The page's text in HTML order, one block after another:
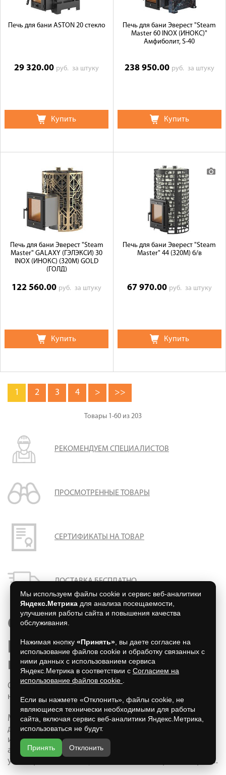
Печь для бани ASTON 20 стекло
29 320.00 руб.за штуку
Купить
Печь для бани Эверест "Steam
Master 60 INOX (ИНОКС)"
Амфиболит, S-40
238 950.00 руб. за штуку
Купить
Печь для бани Эверест "Steam
Master" GALAXY (ГЭЛЭКСИ) 30
INOX (ИНОКС) (320М) GOLD
(ГОЛД)
122 560.00 руб.за штуку
Купить
Печь для бани Эверест "Steam
Master" 44 (320М) б/в
67 970.00 руб. за штуку
Купить
1 2 3 4 > >>
Товары 1-60 из 203
РЕКОМЕНДУЕМ СПЕЦИАЛИСТОВ
ПРОСМОТРЕННЫЕ ТОВАРЫ
СЕРТИФИКАТЫ НА ТОВАР
ДОСТАВКА БЕСПЛАТНО
Стальная печь для
русской бани по цене
производителя.
Современная классика для вашей парной. Быстрый
нагрев, долговечность и стильный дизайн.
Мечтаете о парной, где жар появляется быстро и
держится долго? Стальная банная печь — ваш
идеальный выбор. В отличие от кирпичных
аналогов, стальные банные печи готовы к работе
уже через 30-60 минут, экономя ваше время и дрова.
Мы используем файлы cookie и сервис веб-аналитики
Яндекс.Метрика для анализа посещаемости,
улучшения работы сайта и повышения качества
обслуживания.
Нажимая кнопку «Принять» , вы даете согласие на
использование файлов cookie и обработку связанных с
ними данных с использованием сервиса
Яндекс.Метрика в соответствии с Согласием на
использование файлов cookie
Если вы нажмете «Отклонить», файлы cookie, не
являющиеся технически необходимыми для работы
сайта, включая сервис веб-аналитики Яндекс.Метрика,
использоваться не будут.
Принять Отклонить